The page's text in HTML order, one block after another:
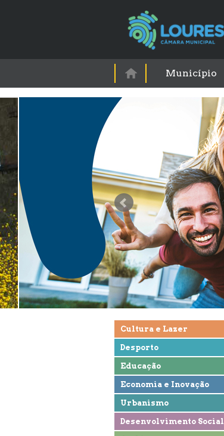
Município
Cultura e Lazer
Desporto
Educação
Economia e Inovação
Urbanismo
Desenvolvimento Social